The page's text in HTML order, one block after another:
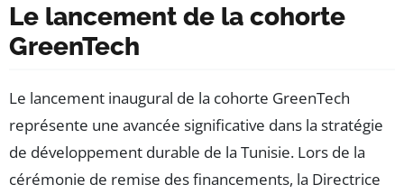
Le lancement de la cohorte
GreenTech
Le lancement inaugural de la cohorte GreenTech
représente une avancée significative dans la stratégie
de développement durable de la Tunisie. Lors de la
cérémonie de remise des financements, la Directrice